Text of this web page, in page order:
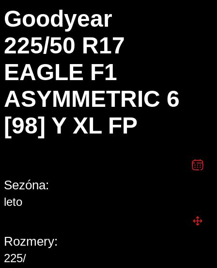
Goodyear
225/50 R17
EAGLE F1
ASYMMETRIC 6
[98] Y XL FP
Sezóna:
leto
Rozmery:
225/